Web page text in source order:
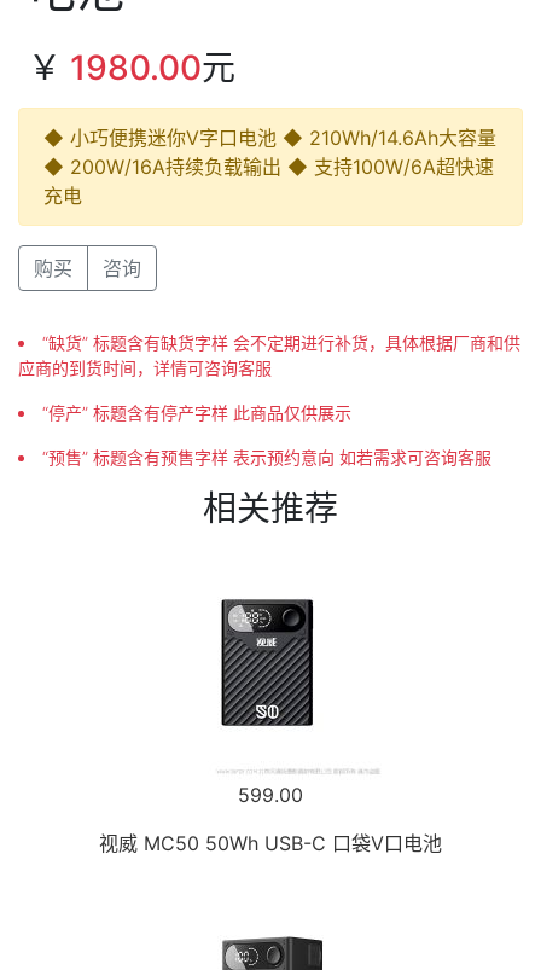
￥ 1980.00元
◆ 小巧便携迷你V字口电池 ◆ 210Wh/14.6Ah大容量
◆ 200W/16A持续负载输出 ◆ 支持100W/6A超快速
充电
购买 咨询
“缺货” 标题含有缺货字样 会不定期进行补货，具体根据厂商和供
应商的到货时间，详情可咨询客服
“停产” 标题含有停产字样 此商品仅供展示
“预售” 标题含有预售字样 表示预约意向 如若需求可咨询客服
相关推荐
599.00
视威 MC50 50Wh USB-C 口袋V口电池